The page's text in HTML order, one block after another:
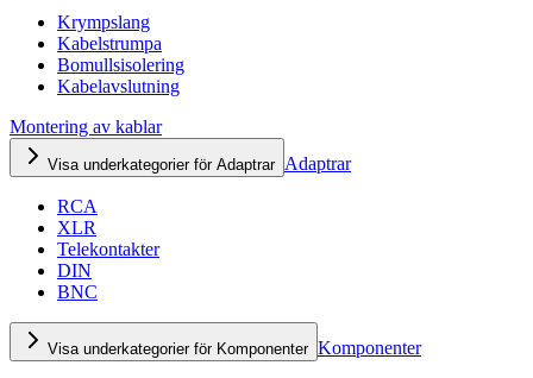
Krympslang
Kabelstrumpa
Bomullsisolering
Kabelavslutning
Montering av kablar
Visa underkategorier för Adaptrar Adaptrar
RCA
XLR
Telekontakter
DIN
BNC
Visa underkategorier för Komponenter Komponenter